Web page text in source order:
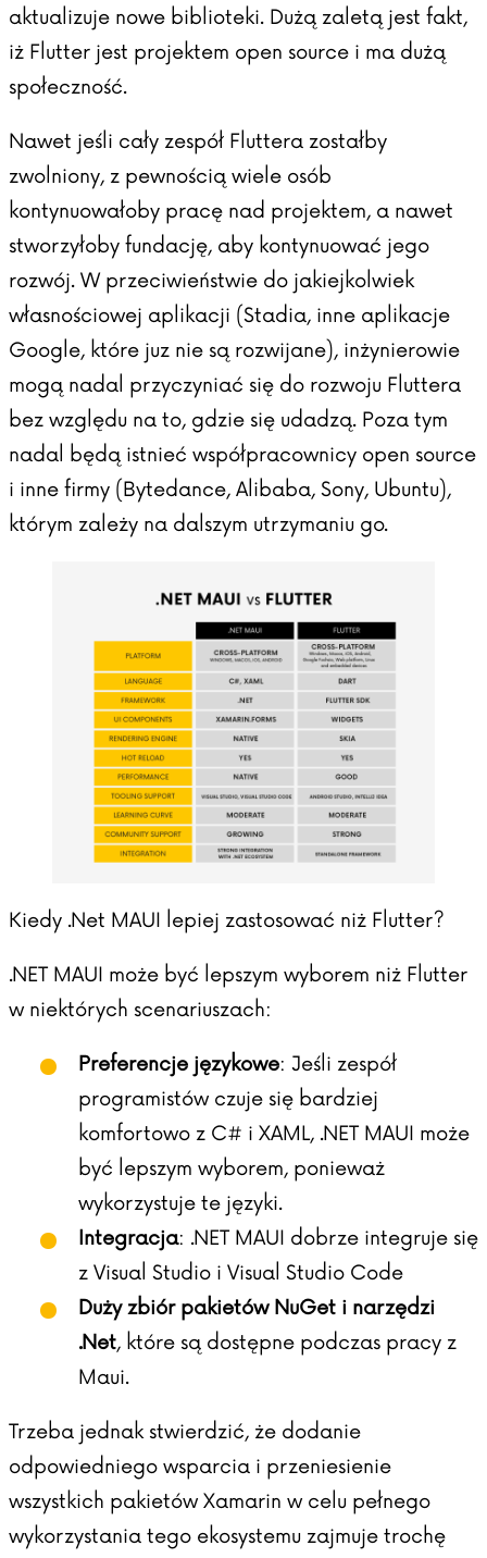
aktualizuje nowe biblioteki. Dużą zaletą jest fakt,
iż Flutter jest projektem open source i ma dużą
społeczność.
Nawet jeśli cały zespół Fluttera zostałby
zwolniony, z pewnością wiele osób
kontynuowałoby pracę nad projektem, a nawet
stworzyłoby fundację, aby kontynuować jego
rozwój. W przeciwieństwie do jakiejkolwiek
własnościowej aplikacji (Stadia, inne aplikacje
Google, które juz nie są rozwijane), inżynierowie
mogą nadal przyczyniać się do rozwoju Fluttera
bez względu na to, gdzie się udadzą. Poza tym
nadal będą istnieć współpracownicy open source
i inne firmy (Bytedance, Alibaba, Sony, Ubuntu),
którym zależy na dalszym utrzymaniu go.
Kiedy .Net MAUI lepiej zastosować niż Flutter?
.NET MAUI może być lepszym wyborem niż Flutter
w niektórych scenariuszach:
Preferencje językowe: Jeśli zespół
programistów czuje się bardziej
komfortowo z C# i XAML, .NET MAUI może
być lepszym wyborem, ponieważ
wykorzystuje te języki.
Integracja: .NET MAUI dobrze integruje się
z Visual Studio i Visual Studio Code
Duży zbiór pakietów NuGet i narzędzi
.Net, które są dostępne podczas pracy z
Maui.
Trzeba jednak stwierdzić, że dodanie
odpowiedniego wsparcia i przeniesienie
wszystkich pakietów Xamarin w celu pełnego
wykorzystania tego ekosystemu zajmuje trochę